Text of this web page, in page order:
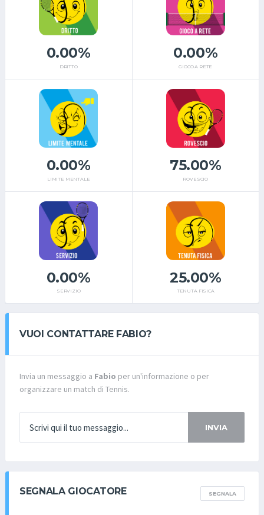
0.00%
DRITTO
0.00%
GIOCO A RETE
0.00%
LIMITE MENTALE
75.00%
ROVESCIO
0.00%
SERVIZIO
25.00%
TENUTA FISICA
VUOI CONTATTARE FABIO?
Invia un messaggio a Fabio per un'informazione o per
organizzare un match di Tennis.
INVIA
SEGNALA GIOCATORE SEGNALA